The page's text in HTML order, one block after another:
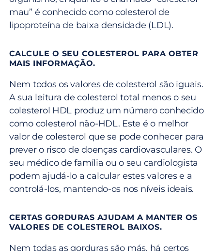
mau” é conhecido como colesterol de
lipoproteína de baixa densidade (LDL).
CALCULE O SEU COLESTEROL PARA OBTER
MAIS INFORMAÇÃO.
Nem todos os valores de colesterol são iguais.
A sua leitura de colesterol total menos o seu
colesterol HDL produz um número conhecido
como colesterol não-HDL. Este é o melhor
valor de colesterol que se pode conhecer para
prever o risco de doenças cardiovasculares. O
seu médico de família ou o seu cardiologista
podem ajudá-lo a calcular estes valores e a
controlá-los, mantendo-os nos níveis ideais.
CERTAS GORDURAS AJUDAM A MANTER OS
VALORES DE COLESTEROL BAIXOS.
Nem todas as gorduras são más, há certos